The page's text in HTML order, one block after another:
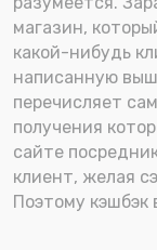
магазин,
какой-нибудь
написанную
перечисляет
получения
сайте
клиент, желая
Поэтому кэшбэк